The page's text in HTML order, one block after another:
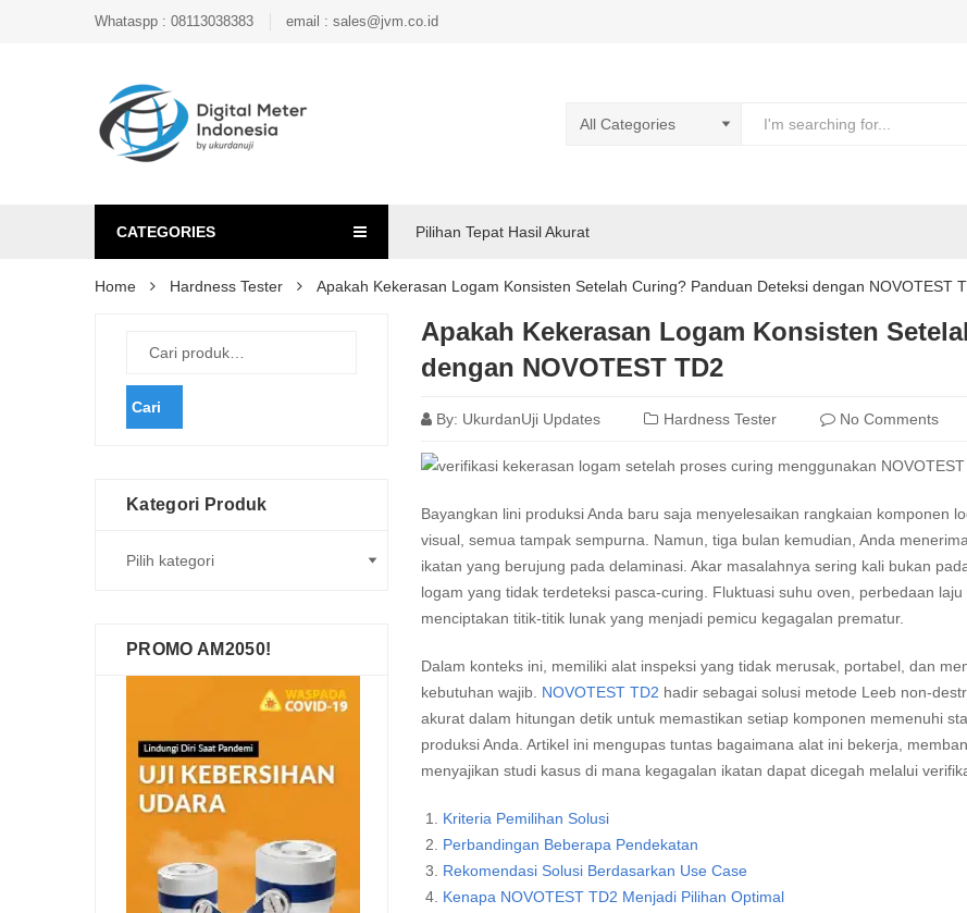
Whataspp : 08113038383 email : sales@jvm.co.id
CATEGORIES Pilihan Tepat Hasil Akurat
Home Hardness Tester Apakah Kekerasan Logam Konsisten Setelah Curing? Panduan Deteksi dengan NOVOTEST
Apakah Kekerasan Logam Konsisten
dengan NOVOTEST TD2
By: UkurdanUji Updates Hardness Tester No Comments
Bayangkan lini produksi Anda baru saja menyelesaikan rangkaian komponen
visual, semua tampak sempurna. Namun, tiga bulan kemudian, Anda
ikatan yang berujung pada delaminasi. Akar masalahnya sering kali bukan
logam yang tidak terdeteksi pasca-curing. Fluktuasi suhu oven, perbedaan
menciptakan titik-titik lunak yang menjadi pemicu kegagalan prematur.
Dalam konteks ini, memiliki alat inspeksi yang tidak merusak, portabel, dan
kebutuhan wajib. NOVOTEST TD2 hadir sebagai solusi metode Leeb non-
akurat dalam hitungan detik untuk memastikan setiap komponen memenuhi
produksi Anda. Artikel ini mengupas tuntas bagaimana alat ini bekerja,
menyajikan studi kasus di mana kegagalan ikatan dapat dicegah melalui
Kriteria Pemilihan Solusi
Perbandingan Beberapa Pendekatan
Rekomendasi Solusi Berdasarkan Use Case
Kenapa NOVOTEST TD2 Menjadi Pilihan Optimal
Cari
Kategori Produk
PROMO AM2050!